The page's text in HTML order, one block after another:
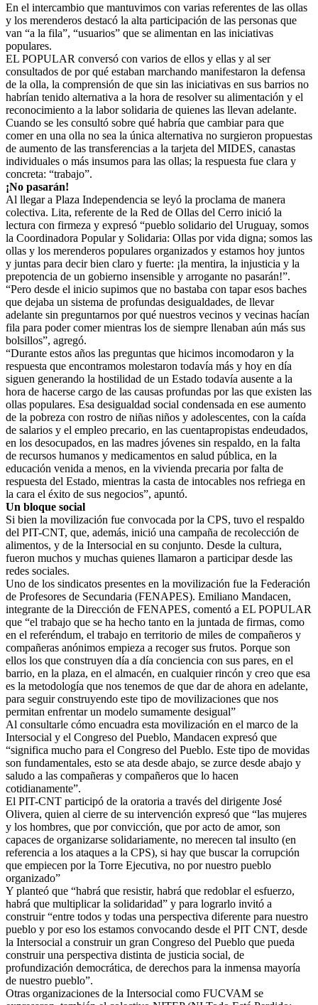
En el intercambio que mantuvimos con varias referentes de las ollas
y los merenderos destacó la alta participación de las personas que
van “a la fila”, “usuarios” que se alimentan en las iniciativas
populares.
EL POPULAR conversó con varios de ellos y ellas y al ser
consultados de por qué estaban marchando manifestaron la defensa
de la olla, la comprensión de que sin las iniciativas en sus barrios no
habrían tenido alternativa a la hora de resolver su alimentación y el
reconocimiento a la labor solidaria de quienes las llevan adelante.
Cuando se les consultó sobre qué habría que cambiar para que
comer en una olla no sea la única alternativa no surgieron propuestas
de aumento de las transferencias a la tarjeta del MIDES, canastas
individuales o más insumos para las ollas; la respuesta fue clara y
concreta: “trabajo”.
¡No pasarán!
Al llegar a Plaza Independencia se leyó la proclama de manera
colectiva. Lita, referente de la Red de Ollas del Cerro inició la
lectura con firmeza y expresó “pueblo solidario del Uruguay, somos
la Coordinadora Popular y Solidaria: Ollas por vida digna; somos las
ollas y los merenderos populares organizados y estamos hoy juntos
y juntas para decir bien claro y fuerte: ¡la mentira, la injusticia y la
prepotencia de un gobierno insensible y arrogante no pasarán!”.
“Pero desde el inicio supimos que no bastaba con tapar esos baches
que dejaba un sistema de profundas desigualdades, de llevar
adelante sin preguntarnos por qué nuestros vecinos y vecinas hacían
fila para poder comer mientras los de siempre llenaban aún más sus
bolsillos”, agregó.
“Durante estos años las preguntas que hicimos incomodaron y la
respuesta que encontramos molestaron todavía más y hoy en día
siguen generando la hostilidad de un Estado todavía ausente a la
hora de hacerse cargo de las causas profundas por las que existen las
ollas populares. Esa desigualdad social condensada en ese aumento
de la pobreza con rostro de niñas niños y adolescentes, con la caída
de salarios y el empleo precario, en las cuentapropistas endeudados,
en los desocupados, en las madres jóvenes sin respaldo, en la falta
de recursos humanos y medicamentos en salud pública, en la
educación venida a menos, en la vivienda precaria por falta de
respuesta del Estado, mientras la casta de intocables nos refriega en
la cara el éxito de sus negocios”, apuntó.
Un bloque social
Si bien la movilización fue convocada por la CPS, tuvo el respaldo
del PIT-CNT, que, además, inició una campaña de recolección de
alimentos, y de la Intersocial en su conjunto. Desde la cultura,
fueron muchos y muchas quienes llamaron a participar desde las
redes sociales.
Uno de los sindicatos presentes en la movilización fue la Federación
de Profesores de Secundaria (FENAPES). Emiliano Mandacen,
integrante de la Dirección de FENAPES, comentó a EL POPULAR
que “el trabajo que se ha hecho tanto en la juntada de firmas, como
en el referéndum, el trabajo en territorio de miles de compañeros y
compañeras anónimos empieza a recoger sus frutos. Porque son
ellos los que construyen día a día conciencia con sus pares, en el
barrio, en la plaza, en el almacén, en cualquier rincón y creo que esa
es la metodología que nos tenemos de que dar de ahora en adelante,
para seguir construyendo este tipo de movilizaciones que nos
permitan enfrentar un modelo sumamente desigual”
Al consultarle cómo encuadra esta movilización en el marco de la
Intersocial y el Congreso del Pueblo, Mandacen expresó que
“significa mucho para el Congreso del Pueblo. Este tipo de movidas
son fundamentales, esto se ata desde abajo, se zurce desde abajo y
saludo a las compañeras y compañeros que lo hacen
cotidianamente”.
El PIT-CNT participó de la oratoria a través del dirigente José
Olivera, quien al cierre de su intervención expresó que “las mujeres
y los hombres, que por convicción, que por acto de amor, son
capaces de organizarse solidariamente, no merecen tal insulto (en
referencia a los ataques a la CPS), si hay que buscar la corrupción
que empiecen por la Torre Ejecutiva, no por nuestro pueblo
organizado”
Y planteó que “habrá que resistir, habrá que redoblar el esfuerzo,
habrá que multiplicar la solidaridad” y para lograrlo invitó a
construir “entre todos y todas una perspectiva diferente para nuestro
pueblo y por eso los estamos convocando desde el PIT CNT, desde
la Intersocial a construir un gran Congreso del Pueblo que pueda
construir una perspectiva distinta de justicia social, de
profundización democrática, de derechos para la inmensa mayoría
de nuestro pueblo”.
Otras organizaciones de la Intersocial como FUCVAM se